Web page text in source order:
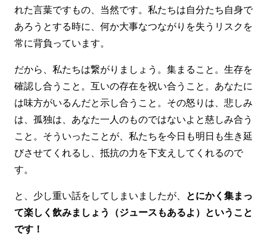
れた言葉ですもの、当然です。私たちは自分たち自身で
あろうとする時に、何か大事なつながりを失うリスクを
常に背負っています。
だから、私たちは繋がりましょう。集まること。生存を
確認し合うこと。互いの存在を祝い合うこと。あなたに
は味方がいるんだと示し合うこと。その怒りは、悲しみ
は、孤独は、あなた一人のものではないよと慈しみ合う
こと。そういったことが、私たちを今日も明日も生き延
びさせてくれるし、抵抗の力を下支えしてくれるので
す。
と、少し重い話をしてしまいましたが、 とにかく集まっ
て楽しく飲みましょう（ジュースもあるよ）ということ
です！